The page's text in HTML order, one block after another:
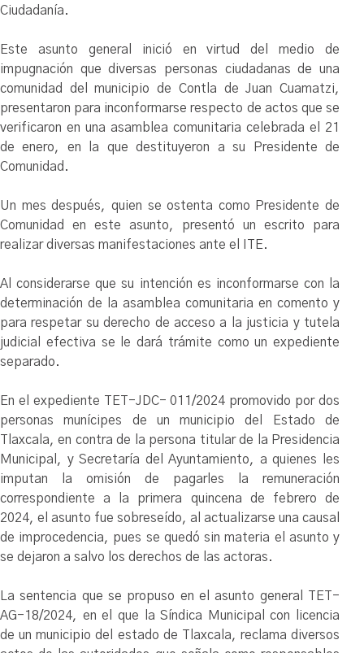
Ciudadanía.
Este asunto general inició en virtud del medio de
impugnación que diversas personas ciudadanas de una
comunidad del municipio de Contla de Juan Cuamatzi,
presentaron para inconformarse respecto de actos que se
verificaron en una asamblea comunitaria celebrada el 21
de enero, en la que destituyeron a su Presidente de
Comunidad.
Un mes después, quien se ostenta como Presidente de
Comunidad en este asunto, presentó un escrito para
realizar diversas manifestaciones ante el ITE.
Al considerarse que su intención es inconformarse con la
determinación de la asamblea comunitaria en comento y
para respetar su derecho de acceso a la justicia y tutela
judicial efectiva se le dará trámite como un expediente
separado.
En el expediente TET-JDC- 011/2024 promovido por dos
personas munícipes de un municipio del Estado de
Tlaxcala, en contra de la persona titular de la Presidencia
Municipal, y Secretaría del Ayuntamiento, a quienes les
imputan la omisión de pagarles la remuneración
correspondiente a la primera quincena de febrero de
2024, el asunto fue sobreseído, al actualizarse una causal
de improcedencia, pues se quedó sin materia el asunto y
se dejaron a salvo los derechos de las actoras.
La sentencia que se propuso en el asunto general TET-
AG-18/2024, en el que la Síndica Municipal con licencia
de un municipio del estado de Tlaxcala, reclama diversos